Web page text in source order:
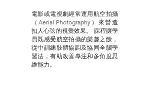
電影或電視劇經常運用航空拍攝
（Aerial Photography）來營造
扣人心弦的視覺效果。 課程讓學
員既感受航空拍攝的樂趣之餘，
從中訓練肢體協調及協同全腦學
習法，有助改善專注和多角度思
維能力。